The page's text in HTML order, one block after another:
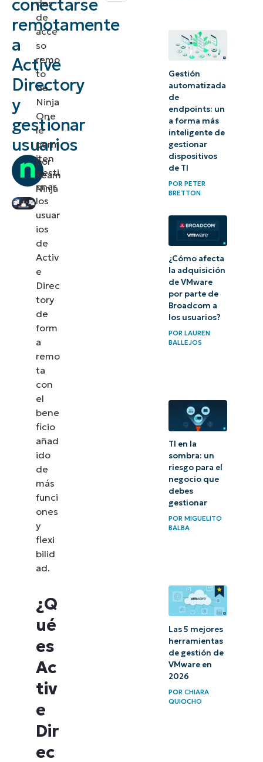
conectarse
remotamente
a
Active
Directory
y
gestionar
usuarios
por
Team
Ninja
Active
de Grupo
Habilita el
des
de
acce
so
remo
to
de
Ninja
One
le
perm
iten
gesti
onar
los
usuar
ios
de
Activ
e
Direc
tory
de
form
a
remo
ta
con
el
bene
ficio
añad
ido
de
más
funci
ones
y
flexi
bilid
ad.
¿Q
ué
es
Ac
tiv
e
Dir
ec
Gestión
automatizada
de
endpoints: un
a forma más
inteligente de
gestionar
dispositivos
de TI
POR PETER
BRETTON
¿Cómo afecta
la adquisición
de VMware
por parte de
Broadcom a
los usuarios?
PORLAUREN
BALLEJOS
TI en la
sombra: un
riesgo para el
negocio que
debes
gestionar
PORMIGUELITO
BALBA
Las 5 mejores
herramientas
de gestión de
VMware en
2026
PORCHIARA
QUIOCHO